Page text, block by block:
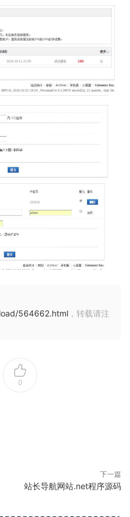
564662.html ，转载请注
0
下一篇
站长导航网站.net程序源码